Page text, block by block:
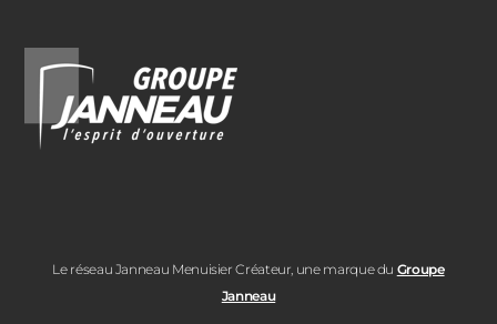
Le réseau Janneau Menuisier Créateur, une marque du Groupe
Janneau